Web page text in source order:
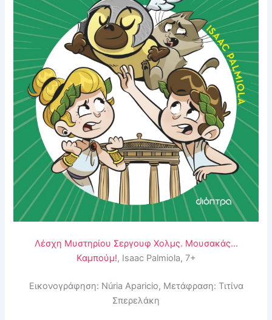
Λέσχη Μυστηρίου Σεργουφ Χολμς. Μουσακάς…
Καμπούμ!, Isaac Palmiola, 7+
Εικονογράφηση: Núria Aparicio, Μετάφραση: Τιτίνα
Σπερελάκη